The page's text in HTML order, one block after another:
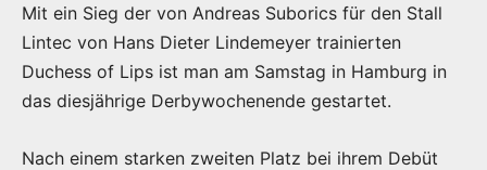
Mit ein Sieg der von Andreas Suborics für den Stall
Lintec von Hans Dieter Lindemeyer trainierten
Duchess of Lips ist man am Samstag in Hamburg in
das diesjährige Derbywochenende gestartet.
Nach einem starken zweiten Platz bei ihrem Debüt